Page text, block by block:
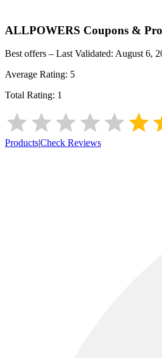
ALLPOWERS Coupons &
Best offers – Last Validated: August 6,
Average Rating: 5
Total Rating: 1
Products|Check Reviews